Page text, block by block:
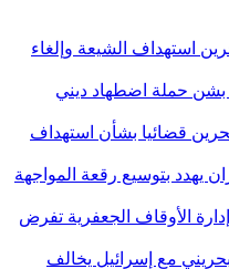
استهداف الشيعة وإلغاء
بشن حملة اضطهاد ديني
قضائيا بشأن استهداف
يهدد بتوسيع رقعة المواجهة
الأوقاف الجعفرية تفرض
مع إسرائيل يخالف